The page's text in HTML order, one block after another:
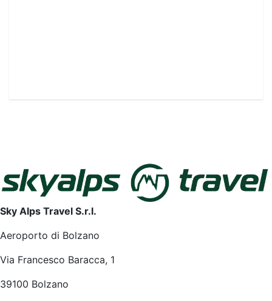
Sky Alps Travel S.r.l.
Aeroporto di Bolzano
Via Francesco Baracca, 1
39100 Bolzano